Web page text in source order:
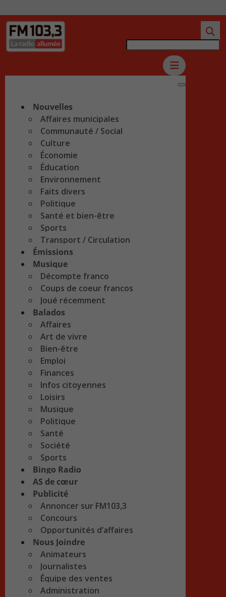
Nouvelles
Affaires municipales
Communauté / Social
Culture
Économie
Éducation
Environnement
Faits divers
Politique
Santé et bien-être
Sports
Transport / Circulation
Émissions
Musique
Décompte franco
Coups de coeur francos
Joué récemment
Balados
Affaires
Art de vivre
Bien-être
Emploi
Finances
Infos citoyennes
Loisirs
Musique
Politique
Santé
Société
Sports
Bingo Radio
AS de cœur
Publicité
Annoncer sur FM103,3
Concours
Opportunités d’affaires
Nous Joindre
Animateurs
Journalistes
Équipe des ventes
Administration